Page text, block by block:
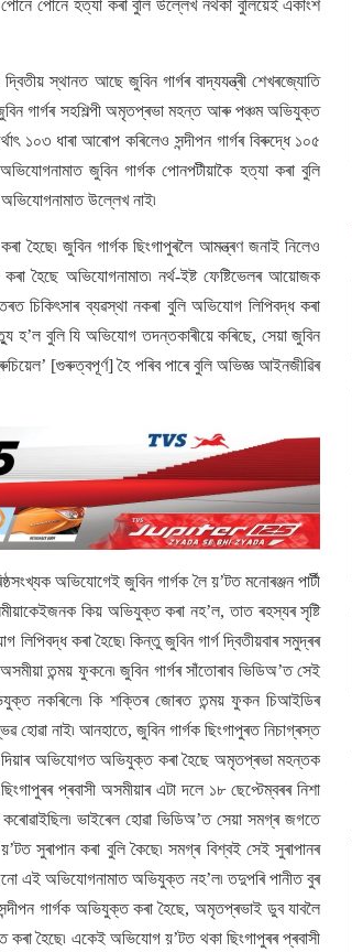
পোনে হত্যা কৰা বুলি উল্লেখ নথকা বুলিয়েই একাংশ
স্থানত আছে জুবিন গাৰ্গৰ বাদ্যযন্ত্ৰী শেখৰজ্যোতি
গাৰ্গৰ সহশিল্পী অমৃতপ্ৰভা মহন্ত আৰু পঞ্চম অভিযুক্ত
১০৩ ধাৰা আৰোপ কৰিলেও সন্দীপন গাৰ্গৰ বিৰুদ্ধে ১০৫
জুবিন গাৰ্গক পোনপটীয়াকৈ হত্যা কৰা বুলি
উল্লেখ নাই৷
হৈছে৷ জুবিন গাৰ্গক ছিংগাপুৰলৈ আমন্ত্ৰণ জনাই নিলেও
হৈছে অভিযোগনামাত৷ নৰ্থ-ইষ্ট ফেষ্টিভেলৰ আয়োজক
চিকিৎসাৰ ব্যৱস্থা নকৰা বুলি অভিযোগ লিপিবদ্ধ কৰা
হ’ল বুলি যি অভিযোগ তদন্তকাৰীয়ে কৰিছে, সেয়া জুবিন
[গুৰুত্বপূৰ্ণ] হৈ পৰিব পাৰে বুলি অভিজ্ঞ আইনজীৱিৰ
অভিযোগেই জুবিন গাৰ্গক লৈ য়’টত মনোৰঞ্জন পাৰ্টী
কিয় অভিযুক্ত কৰা নহ’ল, তাত ৰহস্যৰ সৃষ্টি
লিপিবদ্ধ কৰা হৈছে৷ কিন্তু জুবিন গাৰ্গ দ্বিতীয়বাৰ সমুদ্ৰৰ
তন্ময় ফুকনে৷ জুবিন গাৰ্গৰ সাঁতোৰাব ভিডিঅ’ত সেই
নকৰিলে৷ কি শক্তিৰ জোৰত তন্ময় ফুকন চিআইডিৰ
নাই৷ আনহাতে, জুবিন গাৰ্গক ছিংগাপুৰত নিচাগ্ৰস্ত
দিয়াৰ অভিযোগত অভিযুক্ত কৰা হৈছে অমৃতপ্ৰভা মহন্তক
প্ৰবাসী অসমীয়াৰ এটা দলে ১৮ ছেপ্টেম্বৰৰ নিশা
ভাইৰেল হোৱা ভিডিঅ’ত সেয়া সমগ্ৰ জগতে
সুৰাপান কৰা বুলি কৈছে৷ সমগ্ৰ বিশ্বই সেই সুৰাপানৰ
এই অভিযোগনামাত অভিযুক্ত নহ’ল৷ তদুপৰি পানীত বুৰ
গাৰ্গক অভিযুক্ত কৰা হৈছে, অমৃতপ্ৰভাই ডুব যাবলৈ
কৰা হৈছে৷ একেই অভিযোগ য়’টত থকা ছিংগাপুৰৰ প্ৰবাসী